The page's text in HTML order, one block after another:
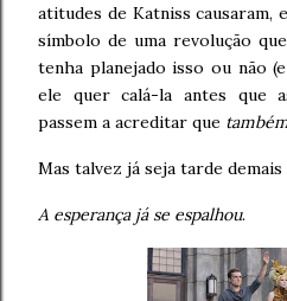
atitudes de Katniss causaram,
símbolo de uma revolução
tenha planejado isso ou não
ele quer calá-la antes que
passem a acreditar que
Mas talvez já seja tarde demais
A esperança já se espalhou.